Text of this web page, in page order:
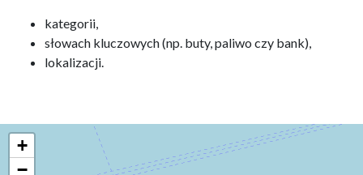
kategorii,
słowach kluczowych (np. buty, paliwo czy bank),
lokalizacji.
+
−